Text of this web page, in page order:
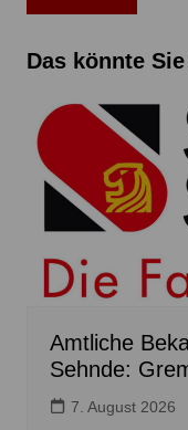
Das könnte
Amtliche
Sehnde:
7. August 2026